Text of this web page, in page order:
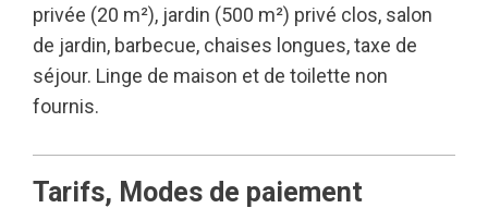
privée (20 m²), jardin (500 m²) privé clos, salon
de jardin, barbecue, chaises longues, taxe de
séjour. Linge de maison et de toilette non
fournis.
Tarifs, Modes de paiement